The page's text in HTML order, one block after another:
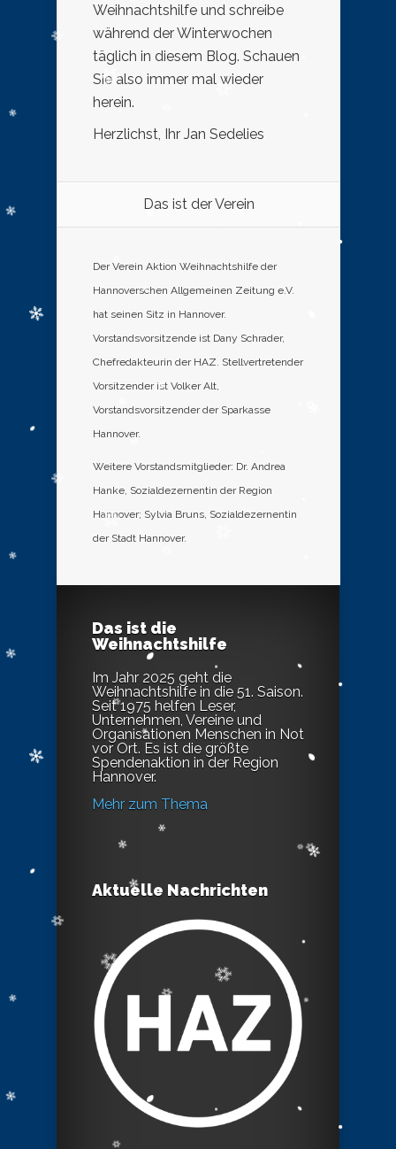
Weihnachtshilfe und schreibe
während der Winterwochen
täglich in diesem Blog. Schauen
Sie also immer mal wieder
herein.
Herzlichst, Ihr Jan Sedelies
Das ist der Verein
Der Verein Aktion Weihnachtshilfe der
Hannoverschen Allgemeinen Zeitung e.V.
hat seinen Sitz in Hannover.
Vorstandsvorsitzende ist Dany Schrader,
Chefredakteurin der HAZ. Stellvertretender
Vorsitzender ist Volker Alt,
Vorstandsvorsitzender der Sparkasse
Hannover.
Weitere Vorstandsmitglieder: Dr. Andrea
Hanke, Sozialdezernentin der Region
Hannover; Sylvia Bruns, Sozialdezernentin
der Stadt Hannover.
Das ist die
Weihnachtshilfe
Im Jahr 2025 geht die
Weihnachtshilfe in die 51. Saison.
Seit 1975 helfen Leser,
Unternehmen, Vereine und
Organisationen Menschen in Not
vor Ort. Es ist die größte
Spendenaktion in der Region
Hannover.
Mehr zum Thema
Aktuelle Nachrichten